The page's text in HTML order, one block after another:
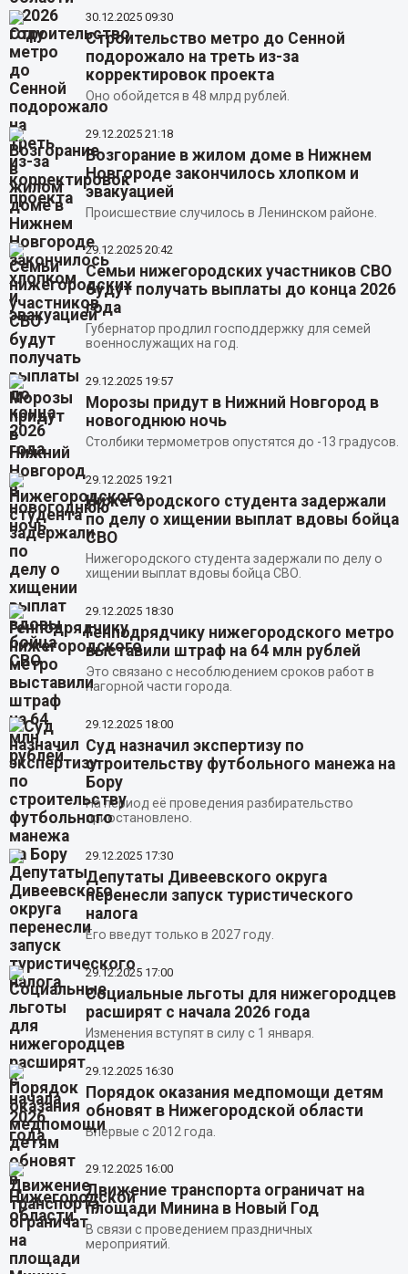
30.12.2025 09:30
Строительство метро до Сенной
подорожало на треть из-за
корректировок проекта
Оно обойдется в 48 млрд рублей.
29.12.2025 21:18
Возгорание в жилом доме в Нижнем
Новгороде закончилось хлопком и
эвакуацией
Происшествие случилось в Ленинском районе.
29.12.2025 20:42
Семьи нижегородских участников СВО
будут получать выплаты до конца 2026
года
Губернатор продлил господдержку для семей
военнослужащих на год.
29.12.2025 19:57
Морозы придут в Нижний Новгород в
новогоднюю ночь
Столбики термометров опустятся до -13 градусов.
29.12.2025 19:21
Нижегородского студента задержали
по делу о хищении выплат вдовы бойца
СВО
Нижегородского студента задержали по делу о
хищении выплат вдовы бойца СВО.
29.12.2025 18:30
Генподрядчику нижегородского метро
выставили штраф на 64 млн рублей
Это связано с несоблюдением сроков работ в
нагорной части города.
29.12.2025 18:00
Суд назначил экспертизу по
строительству футбольного манежа на
Бору
На период её проведения разбирательство
приостановлено.
29.12.2025 17:30
Депутаты Дивеевского округа
перенесли запуск туристического
налога
Его введут только в 2027 году.
29.12.2025 17:00
Социальные льготы для нижегородцев
расширят с начала 2026 года
Изменения вступят в силу с 1 января.
29.12.2025 16:30
Порядок оказания медпомощи детям
обновят в Нижегородской области
Впервые с 2012 года.
29.12.2025 16:00
Движение транспорта ограничат на
площади Минина в Новый Год
В связи с проведением праздничных
мероприятий.